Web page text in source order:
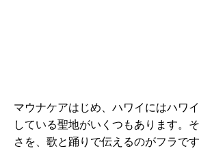
マウナケアはじめ、ハワイにはハワ
している聖地がいくつもあります。
さを、歌と踊りで伝えるのがフラです